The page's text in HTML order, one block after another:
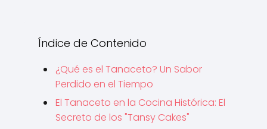
Índice de Contenido
¿Qué es el Tanaceto? Un Sabor
Perdido en el Tiempo
El Tanaceto en la Cocina Histórica: El
Secreto de los "Tansy Cakes"